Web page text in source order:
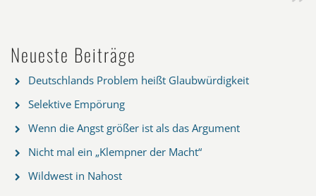
Neueste Beiträge
Deutschlands Problem heißt Glaubwürdigkeit
Selektive Empörung
Wenn die Angst größer ist als das Argument
Nicht mal ein „Klempner der Macht“
Wildwest in Nahost